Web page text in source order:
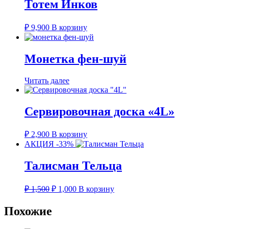
Тотем Инков
₽ 9,900 В корзину
Монетка фен-шуй
Читать далее
Сервировочная доска «4L»
₽ 2,900 В корзину
АКЦИЯ -33%
Талисман Тельца
₽1,500 Первоначальная
₽ 1,500.
₽ 1,000Текущая
цена:
В корзину
Похожие